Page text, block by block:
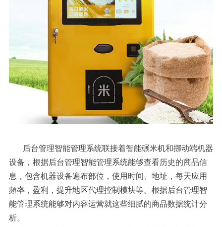
后台管理智能管理系统联接着智能碾米机和挪动端机器
设备，根据后台管理智能管理系统能够查看历史的商品信
息，包含机器设备遍布部位，使用时间、地址，每天应用
頻率，盈利，提升地区代理控制模块等。根据后台管理智
能管理系统能够对内容运营就这些细腻的商品数据统计分
析。